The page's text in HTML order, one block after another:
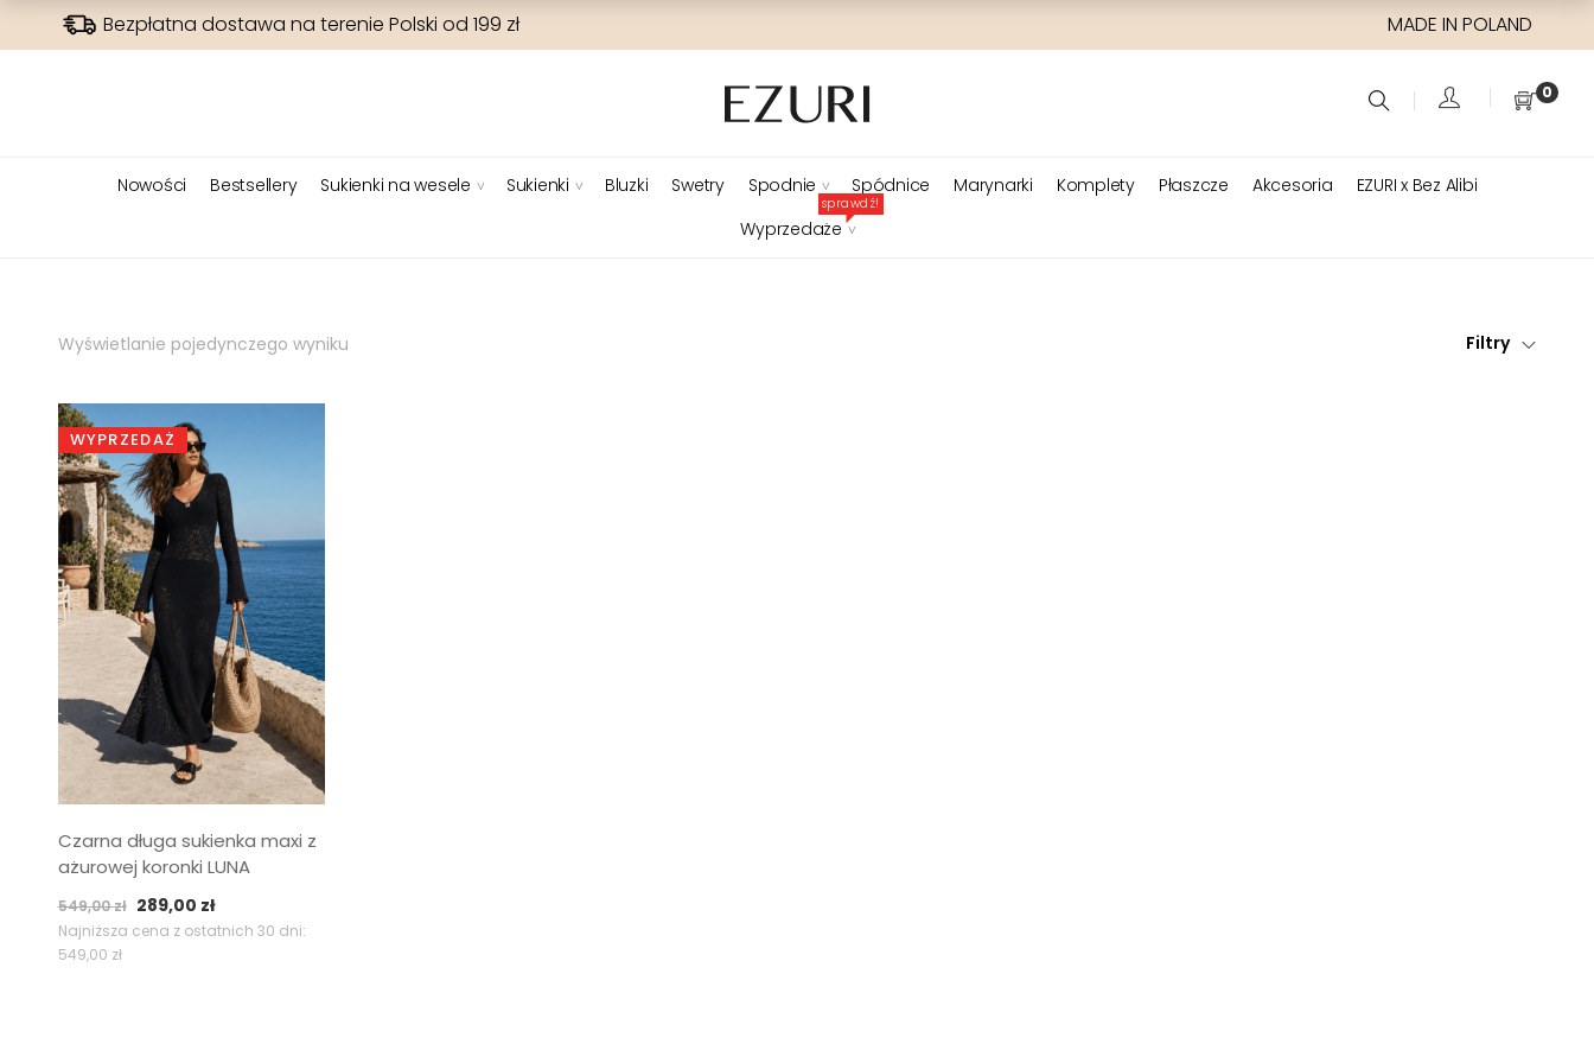
Bezpłatna dostawa na terenie Polski od 199 zł MADE IN POLAND
0
Nowości Bestsellery Sukienki na wesele Sukienki Bluzki Swetry Spodnie Spódnice Marynarki Komplety Płaszcze Akcesoria
EZURI x Bez Alibi
Wyprzedaże
sprawdź!
Wyświetlanie pojedynczego wyniku Filtry
WYPRZEDAŻ
Czarna długa sukienka maxi z
ażurowej koronki LUNA
549,00zł Pierwotna
cena
289,00 złAktualna
cena
Najniższa cena z ostatnich 30 dni:
549,00 zł